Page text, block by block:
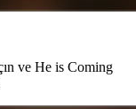
ve He is Coming